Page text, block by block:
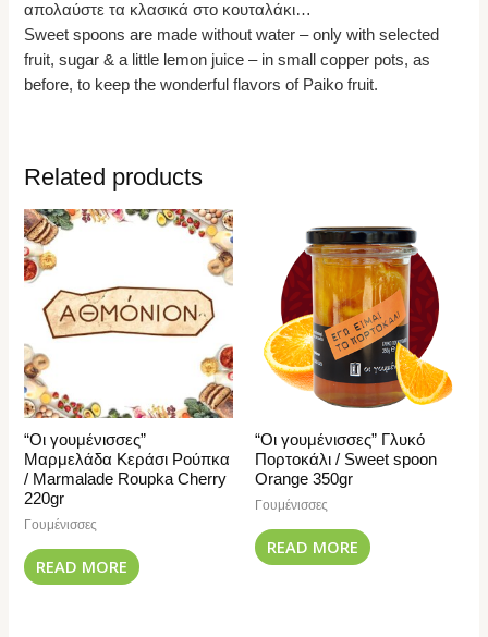
απολαύστε τα κλασικά στο κουταλάκι…
Sweet spoons are made without water – only with selected
fruit, sugar & a little lemon juice – in small copper pots, as
before, to keep the wonderful flavors of Paiko fruit.
Related products
“Οι γουμένισσες”
Μαρμελάδα Κεράσι Ρούπκα
/ Marmalade Roupka Cherry
220gr
Γουμένισσες
READ MORE
“Οι γουμένισσες” Γλυκό
Πορτοκάλι / Sweet spoon
Orange 350gr
Γουμένισσες
READ MORE